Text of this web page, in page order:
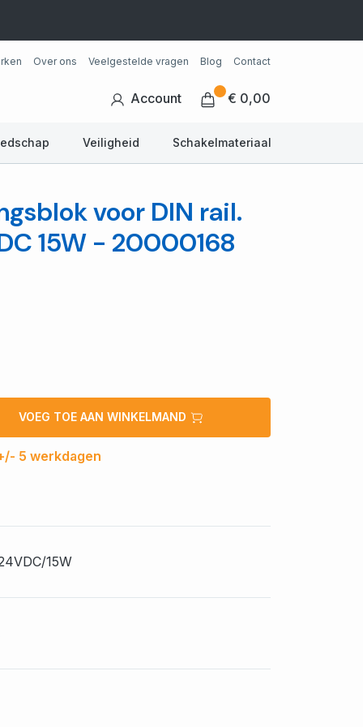
Over ons Veelgestelde vragen Blog Contact
Account € 0,00
Veiligheid Schakelmateriaal
voor DIN rail.
15W - 20000168
VOEG TOE AAN WINKELMAND
5 werkdagen
15W